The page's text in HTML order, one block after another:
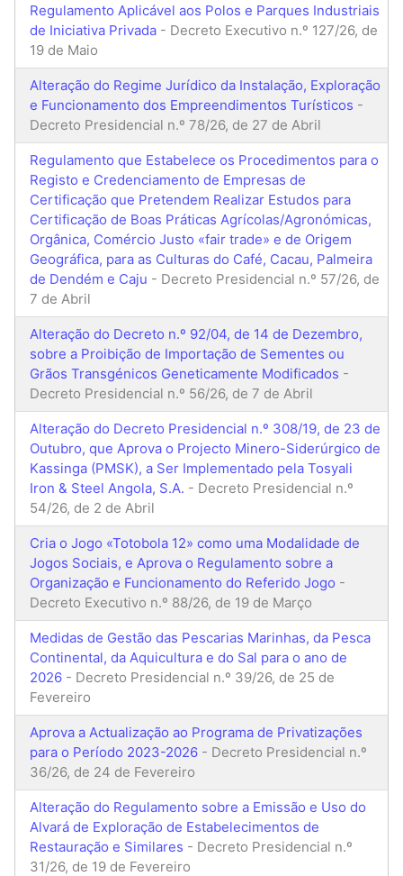
Regulamento Aplicável aos Polos e Parques Industriais
de Iniciativa Privada - Decreto Executivo n.º 127/26, de
19 de Maio
Alteração do Regime Jurídico da Instalação, Exploração
e Funcionamento dos Empreendimentos Turísticos -
Decreto Presidencial n.º 78/26, de 27 de Abril
Regulamento que Estabelece os Procedimentos para o
Registo e Credenciamento de Empresas de
Certificação que Pretendem Realizar Estudos para
Certificação de Boas Práticas Agrícolas/Agronómicas,
Orgânica, Comércio Justo «fair trade» e de Origem
Geográfica, para as Culturas do Café, Cacau, Palmeira
de Dendém e Caju - Decreto Presidencial n.º 57/26, de
7 de Abril
Alteração do Decreto n.º 92/04, de 14 de Dezembro,
sobre a Proibição de Importação de Sementes ou
Grãos Transgénicos Geneticamente Modificados -
Decreto Presidencial n.º 56/26, de 7 de Abril
Alteração do Decreto Presidencial n.º 308/19, de 23 de
Outubro, que Aprova o Projecto Minero-Siderúrgico de
Kassinga (PMSK), a Ser Implementado pela Tosyali
Iron & Steel Angola, S.A. - Decreto Presidencial n.º
54/26, de 2 de Abril
Cria o Jogo «Totobola 12» como uma Modalidade de
Jogos Sociais, e Aprova o Regulamento sobre a
Organização e Funcionamento do Referido Jogo -
Decreto Executivo n.º 88/26, de 19 de Março
Medidas de Gestão das Pescarias Marinhas, da Pesca
Continental, da Aquicultura e do Sal para o ano de
2026 - Decreto Presidencial n.º 39/26, de 25 de
Fevereiro
Aprova a Actualização ao Programa de Privatizações
para o Período 2023-2026 - Decreto Presidencial n.º
36/26, de 24 de Fevereiro
Alteração do Regulamento sobre a Emissão e Uso do
Alvará de Exploração de Estabelecimentos de
Restauração e Similares - Decreto Presidencial n.º
31/26, de 19 de Fevereiro